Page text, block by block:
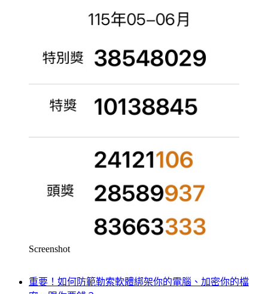
Screenshot
重要！如何防範勒索軟體綁架你的電腦、加密你的檔